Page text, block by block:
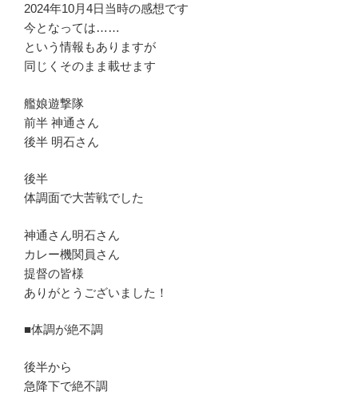
2024年10月4日当時の感想です
今となっては……
という情報もありますが
同じくそのまま載せます
艦娘遊撃隊
前半 神通さん
後半 明石さん
後半
体調面で大苦戦でした
神通さん明石さん
カレー機関員さん
提督の皆様
ありがとうございました！
■体調が絶不調
後半から
急降下で絶不調